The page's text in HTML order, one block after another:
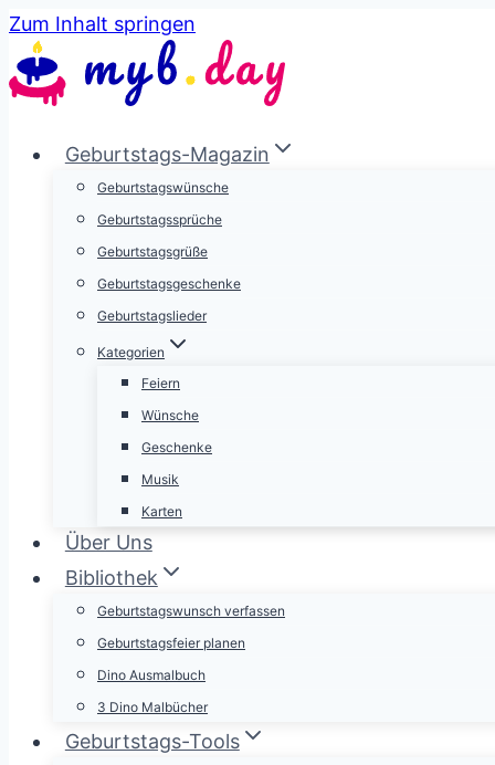
Zum Inhalt springen
Geburtstags-Magazin
Geburtstagswünsche
Geburtstagssprüche
Geburtstagsgrüße
Geburtstagsgeschenke
Geburtstagslieder
Kategorien
Feiern
Wünsche
Geschenke
Musik
Karten
Über Uns
Bibliothek
Geburtstagswunsch verfassen
Geburtstagsfeier planen
Dino Ausmalbuch
3 Dino Malbücher
Geburtstags-Tools